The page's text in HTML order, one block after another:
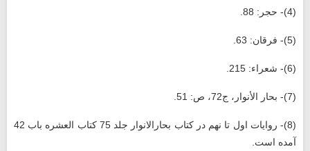
(4)- حجر: 88.
(5)- فرقان: 63.
(6)- شعراء: 215.
(7)- بحار الأنوار، ج‏72، ص: 51.
(8)- روایات اول تا نهم در کتاب بحارالانوار جلد 75 کتاب العشره باب 42
آمده است.